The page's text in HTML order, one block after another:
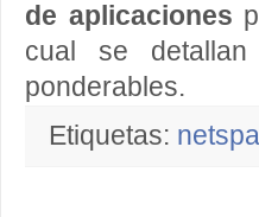
de aplicaciones
cual se
ponderables.
Etiquetas: